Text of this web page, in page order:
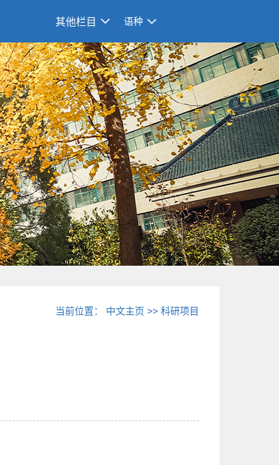
其他栏目 语种
当前位置： 中文主页 >>科研项目